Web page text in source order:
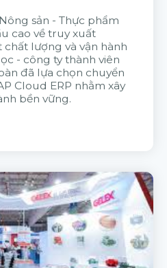
sản - Thực phẩm
cao về truy xuất
lượng và vận hành
- công ty thành viên
đã lựa chọn chuyển
Cloud ERP nhằm xây
bền vững.